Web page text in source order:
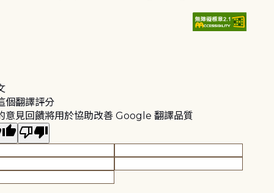
個翻譯評分
意見回饋將用於協助改善 Google 翻譯品質